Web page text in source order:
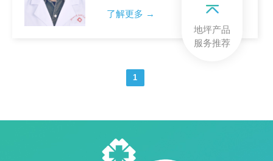
了解更多 →
1
地坪产品
服务推荐